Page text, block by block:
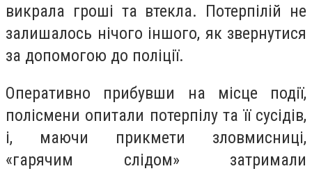
викрала гроші та втекла. Потерпілій не
залишалось нічого іншого, як звернутися
за допомогою до поліції.
Оперативно прибувши на місце події,
полісмени опитали потерпілу та її сусідів,
і, маючи прикмети зловмисниці,
«гарячим слідом» затримали